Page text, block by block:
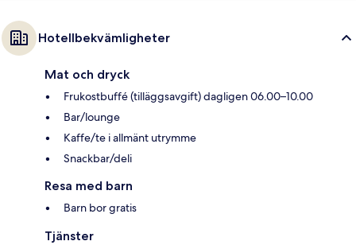
Hotellbekvämligheter
Mat och dryck
Frukostbuffé (tilläggsavgift) dagligen 06.00–10.00
Bar/lounge
Kaffe/te i allmänt utrymme
Snackbar/deli
Resa med barn
Barn bor gratis
Tjänster